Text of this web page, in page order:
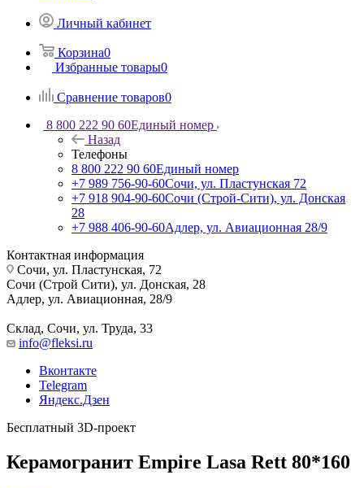
Личный кабинет
Корзина0
Избранные товары0
Сравнение товаров0
8 800 222 90 60Единый номер
Назад
Телефоны
8 800 222 90 60Единый номер
+7 989 756-90-60Сочи, ул. Пластунская 72
+7 918 904-90-60Сочи (Строй-Сити), ул. Донская
28
+7 988 406-90-60Адлер, ул. Авиационная 28/9
Контактная информация
Сочи, ул. Пластунская, 72
Сочи (Строй Сити), ул. Донская, 28
Адлер, ул. Авиационная, 28/9
Склад, Сочи, ул. Труда, 33
info@fleksi.ru
Вконтакте
Telegram
Яндекс.Дзен
Бесплатный 3D-проект
Керамогранит Empire Lasa Rett 80*160